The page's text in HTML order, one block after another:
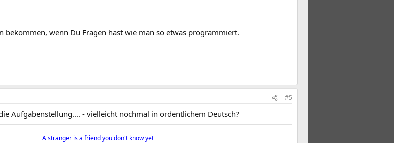
bekommen, wenn Du Fragen hast wie man so etwas programmiert.
#5
Aufgabenstellung.... - vielleicht nochmal in ordentlichem Deutsch?
A stranger is a friend you don't know yet​